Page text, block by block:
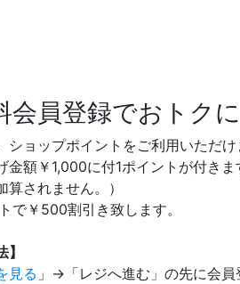
会員登録でおトク
ショップポイントをご利用いただけ
金額￥1,000に付1ポイントが付きま
算されません。）
で￥500割引き致します。
】
見る 」→「レジへ進む」の先に会員